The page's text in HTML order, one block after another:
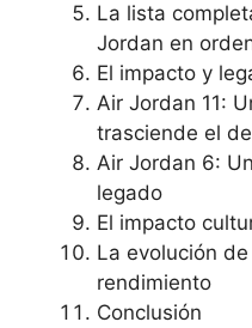
La lista
Jordan en
El impacto y
Air Jordan 11:
trasciende el
Air Jordan 6:
legado
El impacto
La evolución
rendimiento
Conclusión